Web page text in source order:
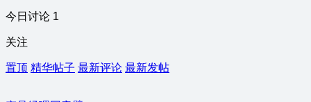
今日讨论 1
关注
置顶 精华帖子 最新评论 最新发帖